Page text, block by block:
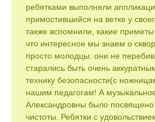
ребятками выполняли
примостившийся на ветке у
также вспомнили, какие
что интересное мы знаем о
просто молодцы: они не
старались быть очень
технику безопасности(с
нашим педагогам! А
Александровны было посвящено
чистоты. Ребятки с